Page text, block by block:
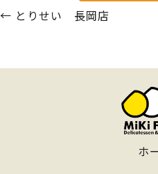
Posts
← とりせい 長岡店
ホ